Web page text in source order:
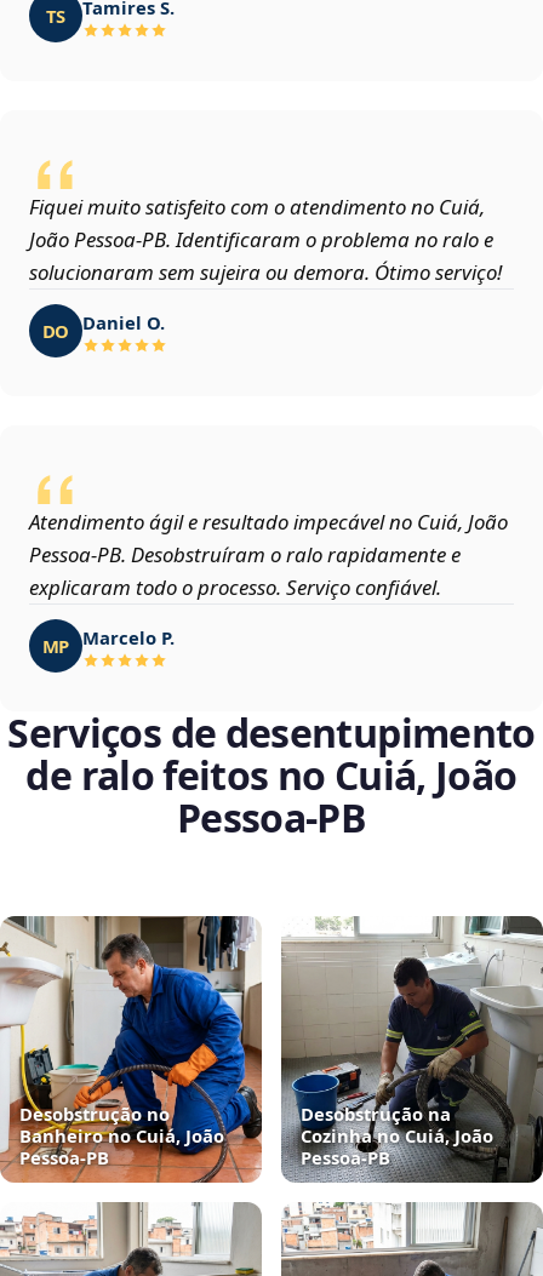
TS Tamires S.
Fiquei muito satisfeito com o atendimento no Cuiá,
João Pessoa‑PB. Identificaram o problema no ralo e
solucionaram sem sujeira ou demora. Ótimo serviço!
DO Daniel O.
Atendimento ágil e resultado impecável no Cuiá, João
Pessoa‑PB. Desobstruíram o ralo rapidamente e
explicaram todo o processo. Serviço confiável.
MP Marcelo P.
Serviços de desentupimento
de ralo feitos no Cuiá, João
Pessoa‑PB
Desobstrução no
Banheiro no Cuiá, João
Pessoa‑PB
Desobstrução na
Cozinha no Cuiá, João
Pessoa‑PB